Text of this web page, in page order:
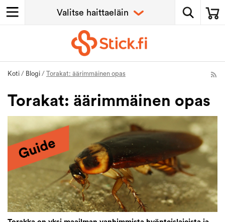
Koti / Blogi / Torakat: äärimmäinen opas
Torakat: äärimmäinen opas